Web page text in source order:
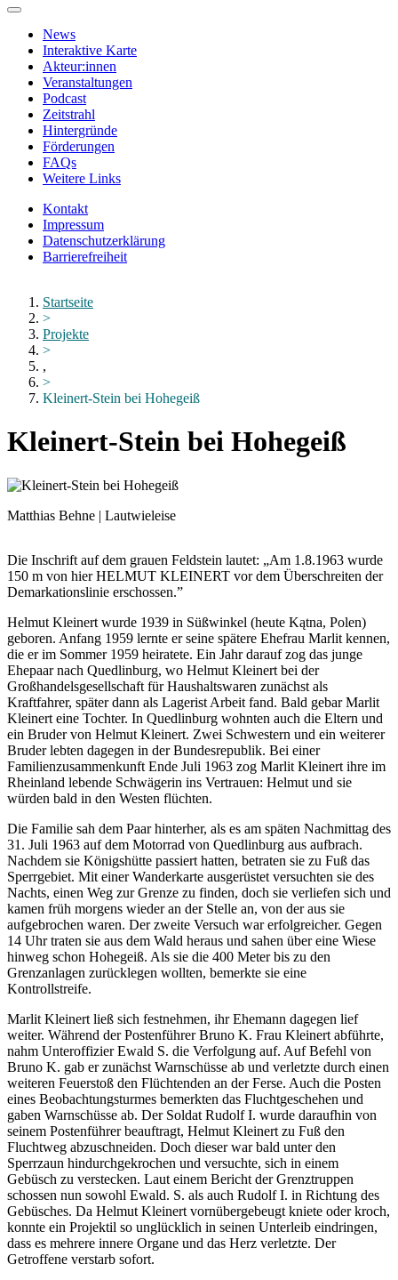
Zum
Hauptinhalt
springen
News
Interaktive Karte
Akteur:innen
Veranstaltungen
Podcast
Zeitstrahl
Hintergründe
Förderungen
FAQs
Weitere Links
Kontakt
Impressum
Datenschutzerklärung
Barrierefreiheit
schließenStartseite
>
Projekte
>
,
>
Kleinert-Stein bei Hohegeiß
Kleinert-Stein bei Hohegeiß
Matthias Behne | Lautwieleise
Die Inschrift auf dem grauen Feldstein lautet: „Am 1.8.1963 wurde
150 m von hier HELMUT KLEINERT vor dem Überschreiten der
Demarkationslinie erschossen.”
Helmut Kleinert wurde 1939 in Süßwinkel (heute Kątna, Polen)
geboren. Anfang 1959 lernte er seine spätere Ehefrau Marlit kennen,
die er im Sommer 1959 heiratete. Ein Jahr darauf zog das junge
Ehepaar nach Quedlinburg, wo Helmut Kleinert bei der
Großhandelsgesellschaft für Haushaltswaren zunächst als
Kraftfahrer, später dann als Lagerist Arbeit fand. Bald gebar Marlit
Kleinert eine Tochter. In Quedlinburg wohnten auch die Eltern und
ein Bruder von Helmut Kleinert. Zwei Schwestern und ein weiterer
Bruder lebten dagegen in der Bundesrepublik. Bei einer
Familienzusammenkunft Ende Juli 1963 zog Marlit Kleinert ihre im
Rheinland lebende Schwägerin ins Vertrauen: Helmut und sie
würden bald in den Westen flüchten.
Die Familie sah dem Paar hinterher, als es am späten Nachmittag des
31. Juli 1963 auf dem Motorrad von Quedlinburg aus aufbrach.
Nachdem sie Königshütte passiert hatten, betraten sie zu Fuß das
Sperrgebiet. Mit einer Wanderkarte ausgerüstet versuchten sie des
Nachts, einen Weg zur Grenze zu finden, doch sie verliefen sich und
kamen früh morgens wieder an der Stelle an, von der aus sie
aufgebrochen waren. Der zweite Versuch war erfolgreicher. Gegen
14 Uhr traten sie aus dem Wald heraus und sahen über eine Wiese
hinweg schon Hohegeiß. Als sie die 400 Meter bis zu den
Grenzanlagen zurücklegen wollten, bemerkte sie eine
Kontrollstreife.
Marlit Kleinert ließ sich festnehmen, ihr Ehemann dagegen lief
weiter. Während der Postenführer Bruno K. Frau Kleinert abführte,
nahm Unteroffizier Ewald S. die Verfolgung auf. Auf Befehl von
Bruno K. gab er zunächst Warnschüsse ab und verletzte durch einen
weiteren Feuerstoß den Flüchtenden an der Ferse. Auch die Posten
eines Beobachtungsturmes bemerkten das Fluchtgeschehen und
gaben Warnschüsse ab. Der Soldat Rudolf I. wurde daraufhin von
seinem Postenführer beauftragt, Helmut Kleinert zu Fuß den
Fluchtweg abzuschneiden. Doch dieser war bald unter den
Sperrzaun hindurchgekrochen und versuchte, sich in einem
Gebüsch zu verstecken. Laut einem Bericht der Grenztruppen
schossen nun sowohl Ewald. S. als auch Rudolf I. in Richtung des
Gebüsches. Da Helmut Kleinert vornübergebeugt kniete oder kroch,
konnte ein Projektil so unglücklich in seinen Unterleib eindringen,
dass es mehrere innere Organe und das Herz verletzte. Der
Getroffene verstarb sofort.